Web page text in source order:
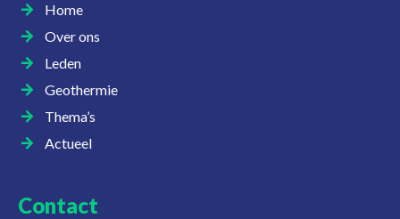
Home
Over ons
Leden
Geothermie
Thema’s
Actueel
Contact